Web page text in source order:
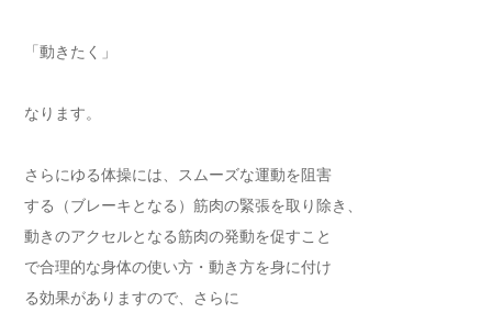
「動きたく」
なります。
さらにゆる体操には、スムーズな運動を阻害
する（ブレーキとなる）筋肉の緊張を取り除き、
動きのアクセルとなる筋肉の発動を促すこと
で合理的な身体の使い方・動き方を身に付け
る効果がありますので、さらに